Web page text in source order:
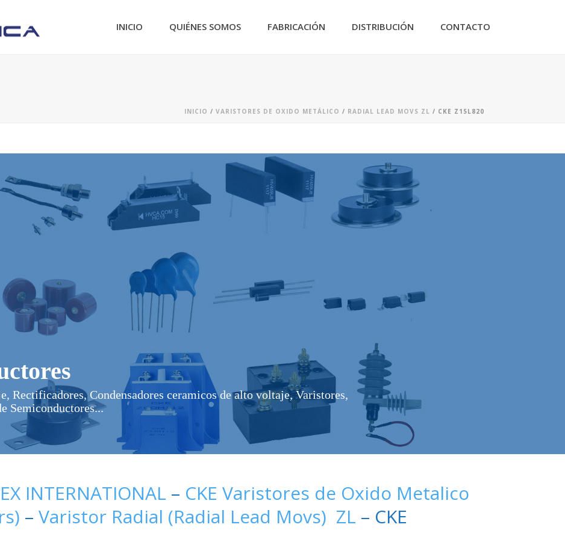
INICIO QUIÉNES SOMOS FABRICACIÓN DISTRIBUCIÓN CONTACTO
INICIO / VARISTORES DE OXIDO METÁLICO / RADIAL LEAD MOVS ZL / CKE Z15L820
Rectificadores, Condensadores ceramicos de alto voltaje, Varistores,
Semiconductores...
INTERNATIONAL – CKE Varistores de Oxido Metalico
– Varistor Radial (Radial Lead Movs) ZL – CKE